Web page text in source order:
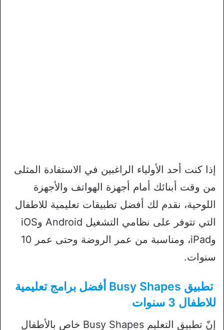
إذا كنت أحد الأولياء الراغبين في الاستفادة المثلى
من وقت أبنائك أمام أجهزة الهواتف والأجهزة
اللوحية، نقدم لك أفضل تطبيقات تعليمية للاطفال
التي تتوفر على نظامي التشغيل Android وiOS
وiPad، ومناسبة من عمر الروضة وحتى عمر 10
سنوات.
تطبيق Busy Shapes أفضل برامج تعليمية
للاطفال 3 سنوات
إنّ تطبيق التعليم Busy Shapes خاص بالأطفال